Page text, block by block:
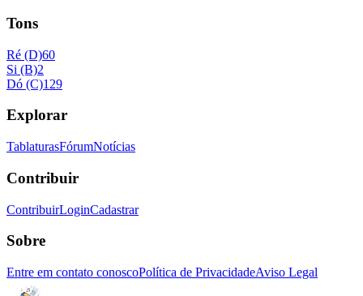
Tons
Ré (D)60
Si (B)2
Dó (C)129
Explorar
TablaturasFórumNotícias
Contribuir
ContribuirLoginCadastrar
Sobre
Entre em contato conoscoPolítica de PrivacidadeAviso Legal